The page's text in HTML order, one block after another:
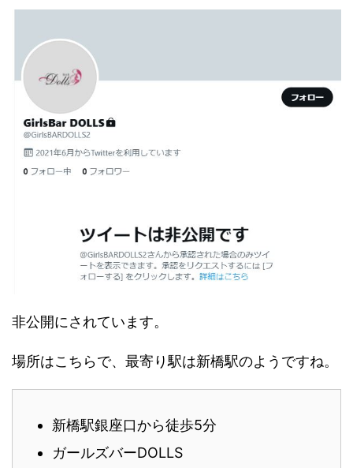
非公開にされています。
場所はこちらで、最寄り駅は新橋駅のようですね。
新橋駅銀座口から徒歩5分
ガールズバーDOLLS